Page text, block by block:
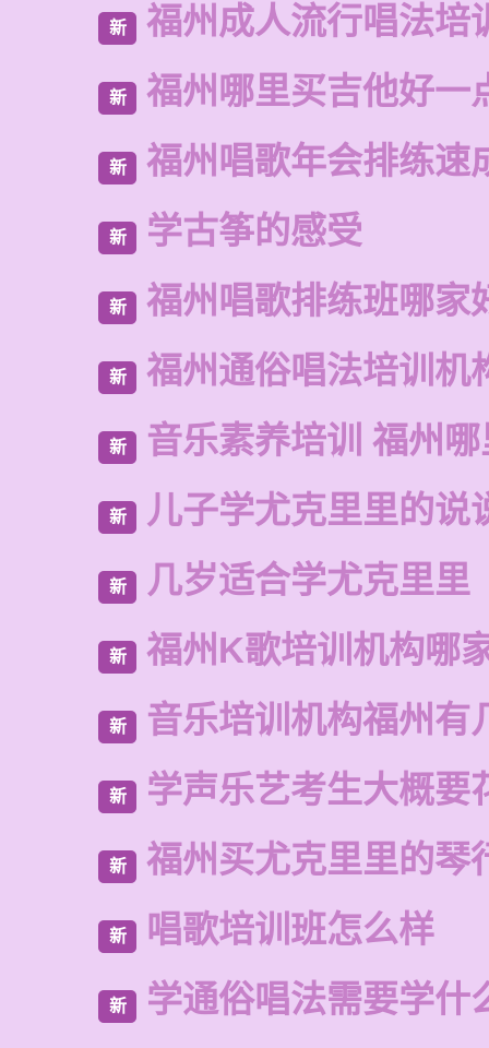
新 福州成人流行唱法培
新 福州哪里买吉他好一
新 福州唱歌年会排练速
新 学古筝的感受
新 福州唱歌排练班哪家
新 福州通俗唱法培训机
新 音乐素养培训 福州
新 儿子学尤克里里的说
新 几岁适合学尤克里里
新 福州K歌培训机构哪
新 音乐培训机构福州有
新 学声乐艺考生大概要
新 福州买尤克里里的琴
新 唱歌培训班怎么样
新 学通俗唱法需要学什